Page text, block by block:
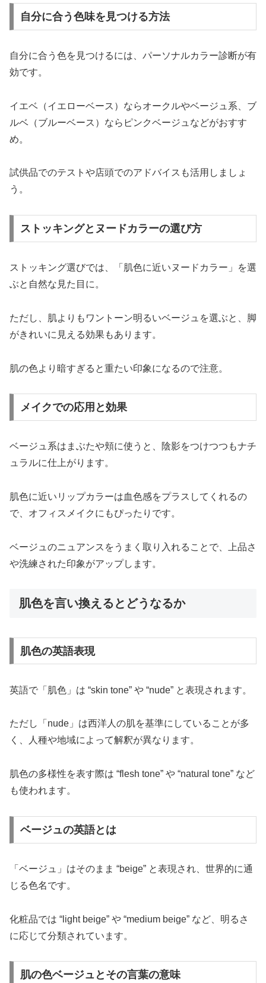
自分に合う色味を見つける方法
自分に合う色を見つけるには、パーソナルカラー診断が有
効です。
イエベ（イエローベース）ならオークルやベージュ系、ブ
ルベ（ブルーベース）ならピンクベージュなどがおすす
め。
試供品でのテストや店頭でのアドバイスも活用しましょ
う。
ストッキングとヌードカラーの選び方
ストッキング選びでは、「肌色に近いヌードカラー」を選
ぶと自然な見た目に。
ただし、肌よりもワントーン明るいベージュを選ぶと、脚
がきれいに見える効果もあります。
肌の色より暗すぎると重たい印象になるので注意。
メイクでの応用と効果
ベージュ系はまぶたや頬に使うと、陰影をつけつつもナチ
ュラルに仕上がります。
肌色に近いリップカラーは血色感をプラスしてくれるの
で、オフィスメイクにもぴったりです。
ベージュのニュアンスをうまく取り入れることで、上品さ
や洗練された印象がアップします。
肌色を言い換えるとどうなるか
肌色の英語表現
英語で「肌色」は “skin tone” や “nude” と表現されます。
ただし「nude」は西洋人の肌を基準にしていることが多
く、人種や地域によって解釈が異なります。
肌色の多様性を表す際は “flesh tone” や “natural tone” など
も使われます。
ベージュの英語とは
「ベージュ」はそのまま “beige” と表現され、世界的に通
じる色名です。
化粧品では “light beige” や “medium beige” など、明るさ
に応じて分類されています。
肌の色ベージュとその言葉の意味